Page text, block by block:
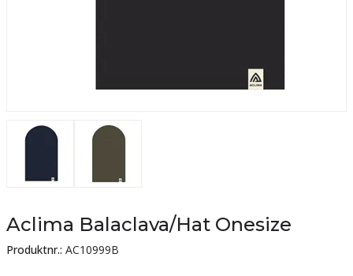
Aclima Balaclava/Hat Onesize
Produktnr.: AC10999B